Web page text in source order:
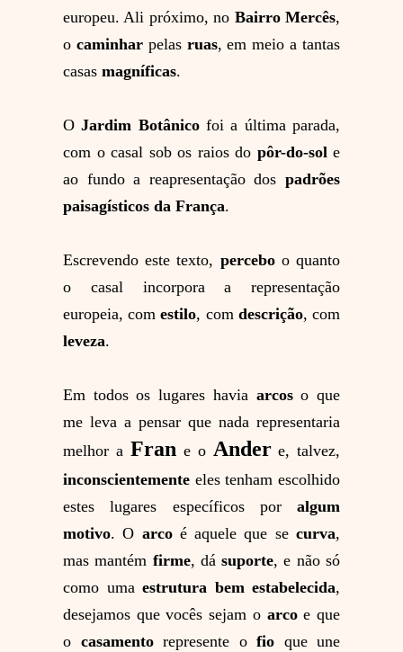
europeu. Ali próximo, no BairroMercês,
o caminharpelas ruas, em meio a tantas
casas magníficas.
OJardim Botânicofoi a última parada,
com o casal sob os raios do pôr-do-sole
ao fundo a reapresentação dos padrões
paisagísticos da França.
Escrevendo este texto, perceboo quanto
o casal incorpora a representação
europeia, com estilo, com descrição, com
leveza.
Em todos os lugares havia arcoso que
me leva a pensar que nada representaria
melhor a Fran e o Ander e, talvez,
inconscientemente eles tenham escolhido
estes lugares específicos por algum
motivo. O arco é aquele que securva,
mas mantém firme, dásuporte, e não só
como uma estrutura bem estabelecida,
desejamos que vocês sejam o arcoe que
o casamentorepresente ofio que une